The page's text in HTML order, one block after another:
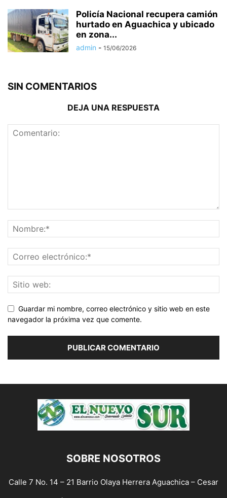
Policía Nacional recupera camión
hurtado en Aguachica y ubicado
en zona...
admin - 15/06/2026
SIN COMENTARIOS
DEJA UNA RESPUESTA
Guardar mi nombre, correo electrónico y sitio web en este
navegador la próxima vez que comente.
SOBRE NOSOTROS
Calle 7 No. 14 – 21 Barrio Olaya Herrera Aguachica – Cesar